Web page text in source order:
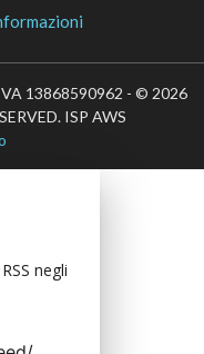
13868590962 - © 2026
ISP AWS
negli